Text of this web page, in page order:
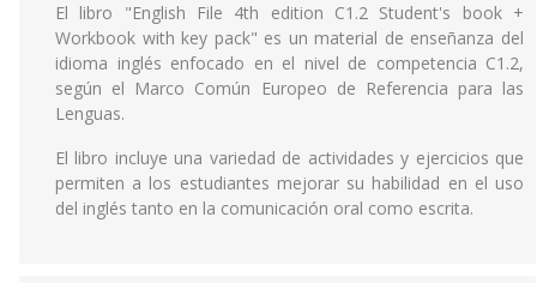
El libro "English File 4th edition C1.2 Student's book +
Workbook with key pack" es un material de enseñanza del
idioma inglés enfocado en el nivel de competencia C1.2,
según el Marco Común Europeo de Referencia para las
Lenguas.
El libro incluye una variedad de actividades y ejercicios que
permiten a los estudiantes mejorar su habilidad en el uso
del inglés tanto en la comunicación oral como escrita.